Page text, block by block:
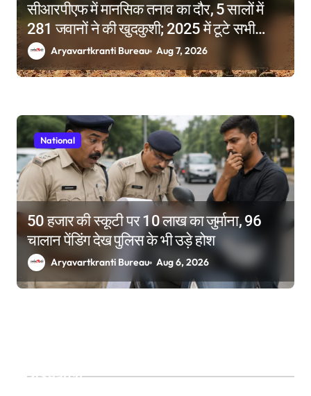
सीआरपीएफ में मानसिक तनाव का दौर, 5 सालों में
281 जवानों ने की खुदकुशी; 2025 में टूटे सभी
रिकॉर्डAryavartkranti Bureau Aug 7, 2026
National
50 हजार की स्कूटी पर 10 लाख का जुर्माना, 96
चालान पेंडिंग देख पुलिस के भी उड़े होश
Aryavartkranti Bureau Aug 6, 2026
Search